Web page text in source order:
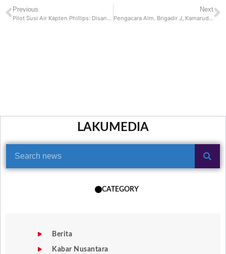
Previous
Pilot Susi Air Kapten Phillips: Disandera Oleh KKB Sebagai Jaminan Agar Kemerdekaan Papua Diakui
Next
Pengacara Alm. Brigadir J, Kamaruddin Simanjuntak Kembali Laporkan Sambo CS, Berikut Alasannya!
LAKUMEDIA
CATEGORY
Berita
Kabar Nusantara